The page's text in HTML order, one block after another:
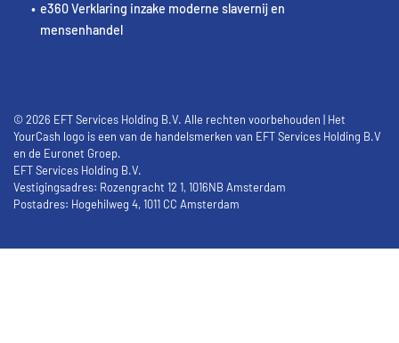
e360 Verklaring inzake moderne slavernij en
mensenhandel
© 2026 EFT Services Holding B.V. Alle rechten voorbehouden | Het
YourCash logo is een van de handelsmerken van EFT Services Holding B.V
en de Euronet Groep.
EFT Services Holding B.V.
Vestigingsadres: Rozengracht 12 1, 1016NB Amsterdam
Postadres: Hogehilweg 4, 1011 CC Amsterdam